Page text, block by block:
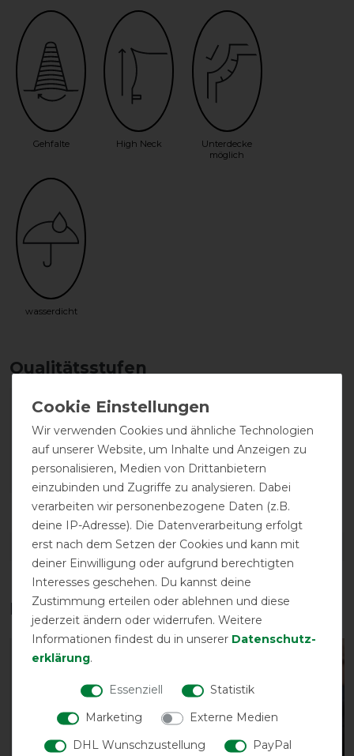
Gehfalte High Neck
Unterdecke
möglich
wasserdicht
Qualitätsstufen
Reißfestigkeit Wasserdichtigkeit
DETAILS ZUR PRODUKTSICHERHEIT
Das perfekte Zubehör für dich
-13%
Wir verwenden Cookies und ähnliche Technologien
auf unserer Website, um Inhalte und Anzeigen zu
personalisieren, Medien von Drittanbietern
einzubinden und Zugriffe zu analysieren. Dabei
verarbeiten wir personenbezogene Daten (z.B.
deine IP-Adresse). Die Datenverarbeitung erfolgt
erst nach dem Setzen der Cookies und kann mit
deiner Einwilligung oder aufgrund berechtigten
Interesses geschehen. Du kannst deine
Zustimmung erteilen oder ablehnen und diese
jederzeit ändern oder widerrufen. Weitere
Informationen findest du in unserer Daten­schutz­
erklärung.
Essenziell
Statistik
Marketing
Externe Medien
DHL Wunschzustellung
PayPal